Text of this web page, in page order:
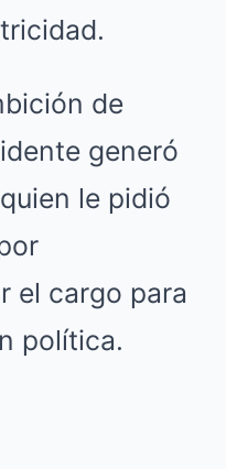
de
generó
le pidió
el cargo para
política.